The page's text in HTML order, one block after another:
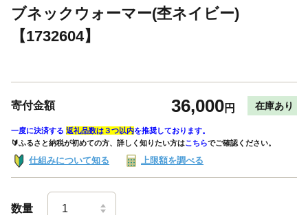
ブネックウォーマー(杢ネイビー)
【1732604】
寄付金額 36,000円 在庫あり
一度に決済する 返礼品数は３つ以内を推奨しております。
🔰ふるさと納税が初めての方、詳しく知りたい方はこちらでご確認ください。
仕組みについて知る 上限額を調べる
数量